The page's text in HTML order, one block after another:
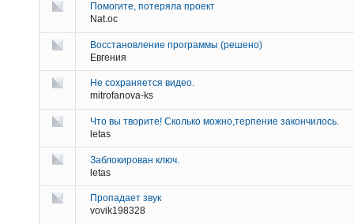
Помогите, потеряла проект
Nat.oc
Восстановление программы (решено)
Евгения
Не сохраняется видео.
mitrofanova-ks
Что вы творите! Сколько можно,терпение закончилось.
letas
Заблокирован ключ.
letas
Пропадает звук
vovik198328